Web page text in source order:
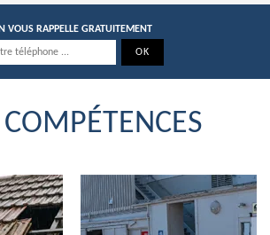
VOUS RAPPELLE GRATUITEMENT